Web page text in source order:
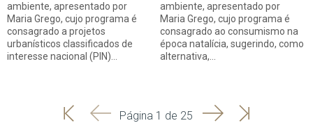
ambiente, apresentado por
Maria Grego, cujo programa é
consagrado a projetos
urbanísticos classificados de
interesse nacional (PIN)…
ambiente, apresentado por
Maria Grego, cujo programa é
consagrado ao consumismo na
época natalícia, sugerindo, como
alternativa,…
'
'
Página 1 de 25 SeguinteÚltima